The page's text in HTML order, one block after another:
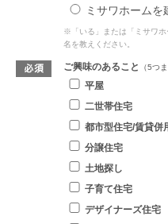
ミサワホームを
※「いる」または「ミサワ
名を教えください。
ご興味のあること （5つ
平屋
二世帯住宅
都市型住宅/賃貸併
分譲住宅
土地探し
子育て住宅
デザイナーズ住宅